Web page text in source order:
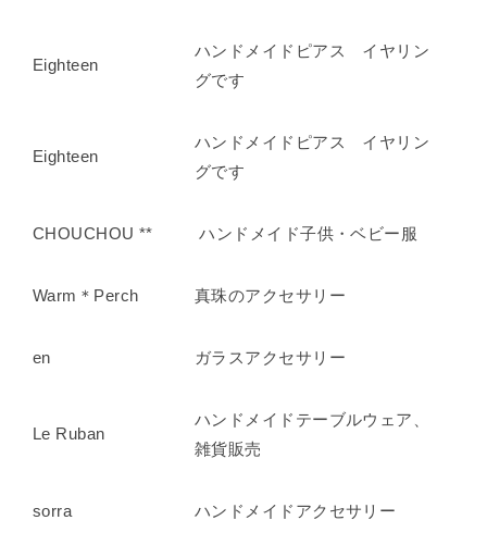
Eighteen
ハンドメイドピアス イヤリン
グです
Eighteen
ハンドメイドピアス イヤリン
グです
CHOUCHOU ** ハンドメイド子供・ベビー服
Warm＊Perch 真珠のアクセサリー
en ガラスアクセサリー
Le Ruban
ハンドメイドテーブルウェア、
雑貨販売
sorra ハンドメイドアクセサリー